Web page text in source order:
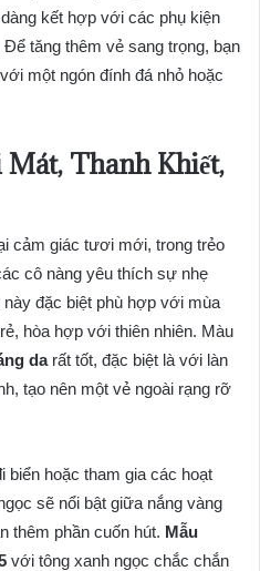
kết hợp với các phụ kiện
tăng thêm vẻ sang trọng, bạn
một ngón đính đá nhỏ hoặc
Thanh Khiết,
cảm giác tươi mới, trong trẻo
cô nàng yêu thích sự nhẹ
đặc biệt phù hợp với mùa
hòa hợp với thiên nhiên. Màu
darất tốt, đặc biệt là với làn
tạo nên một vẻ ngoài rạng rỡ
hoặc tham gia các hoạt
sẽ nổi bật giữa nắng vàng
thêm phần cuốn hút. Mẫu
với tông xanh ngọc chắc chắn